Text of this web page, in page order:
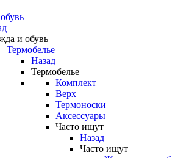
и обувь
Термобелье
Назад
Термобелье
Комплект
Верх
Термоноски
Аксессуары
Часто ищут
Назад
Часто ищут